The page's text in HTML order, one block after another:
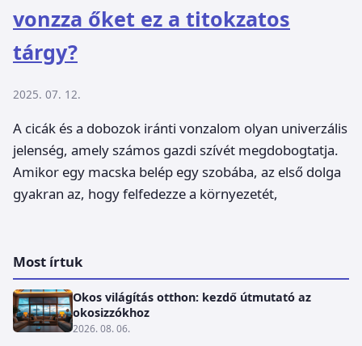
vonzza őket ez a titokzatos
tárgy?
2025. 07. 12.
A cicák és a dobozok iránti vonzalom olyan univerzális
jelenség, amely számos gazdi szívét megdobogtatja.
Amikor egy macska belép egy szobába, az első dolga
gyakran az, hogy felfedezze a környezetét,
Most írtuk
Okos világítás otthon: kezdő útmutató az
okosizzókhoz
2026. 08. 06.